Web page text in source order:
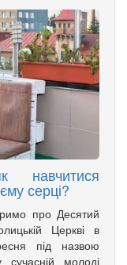
серці?
про Десятий
Церкві в
під назвою
молоді